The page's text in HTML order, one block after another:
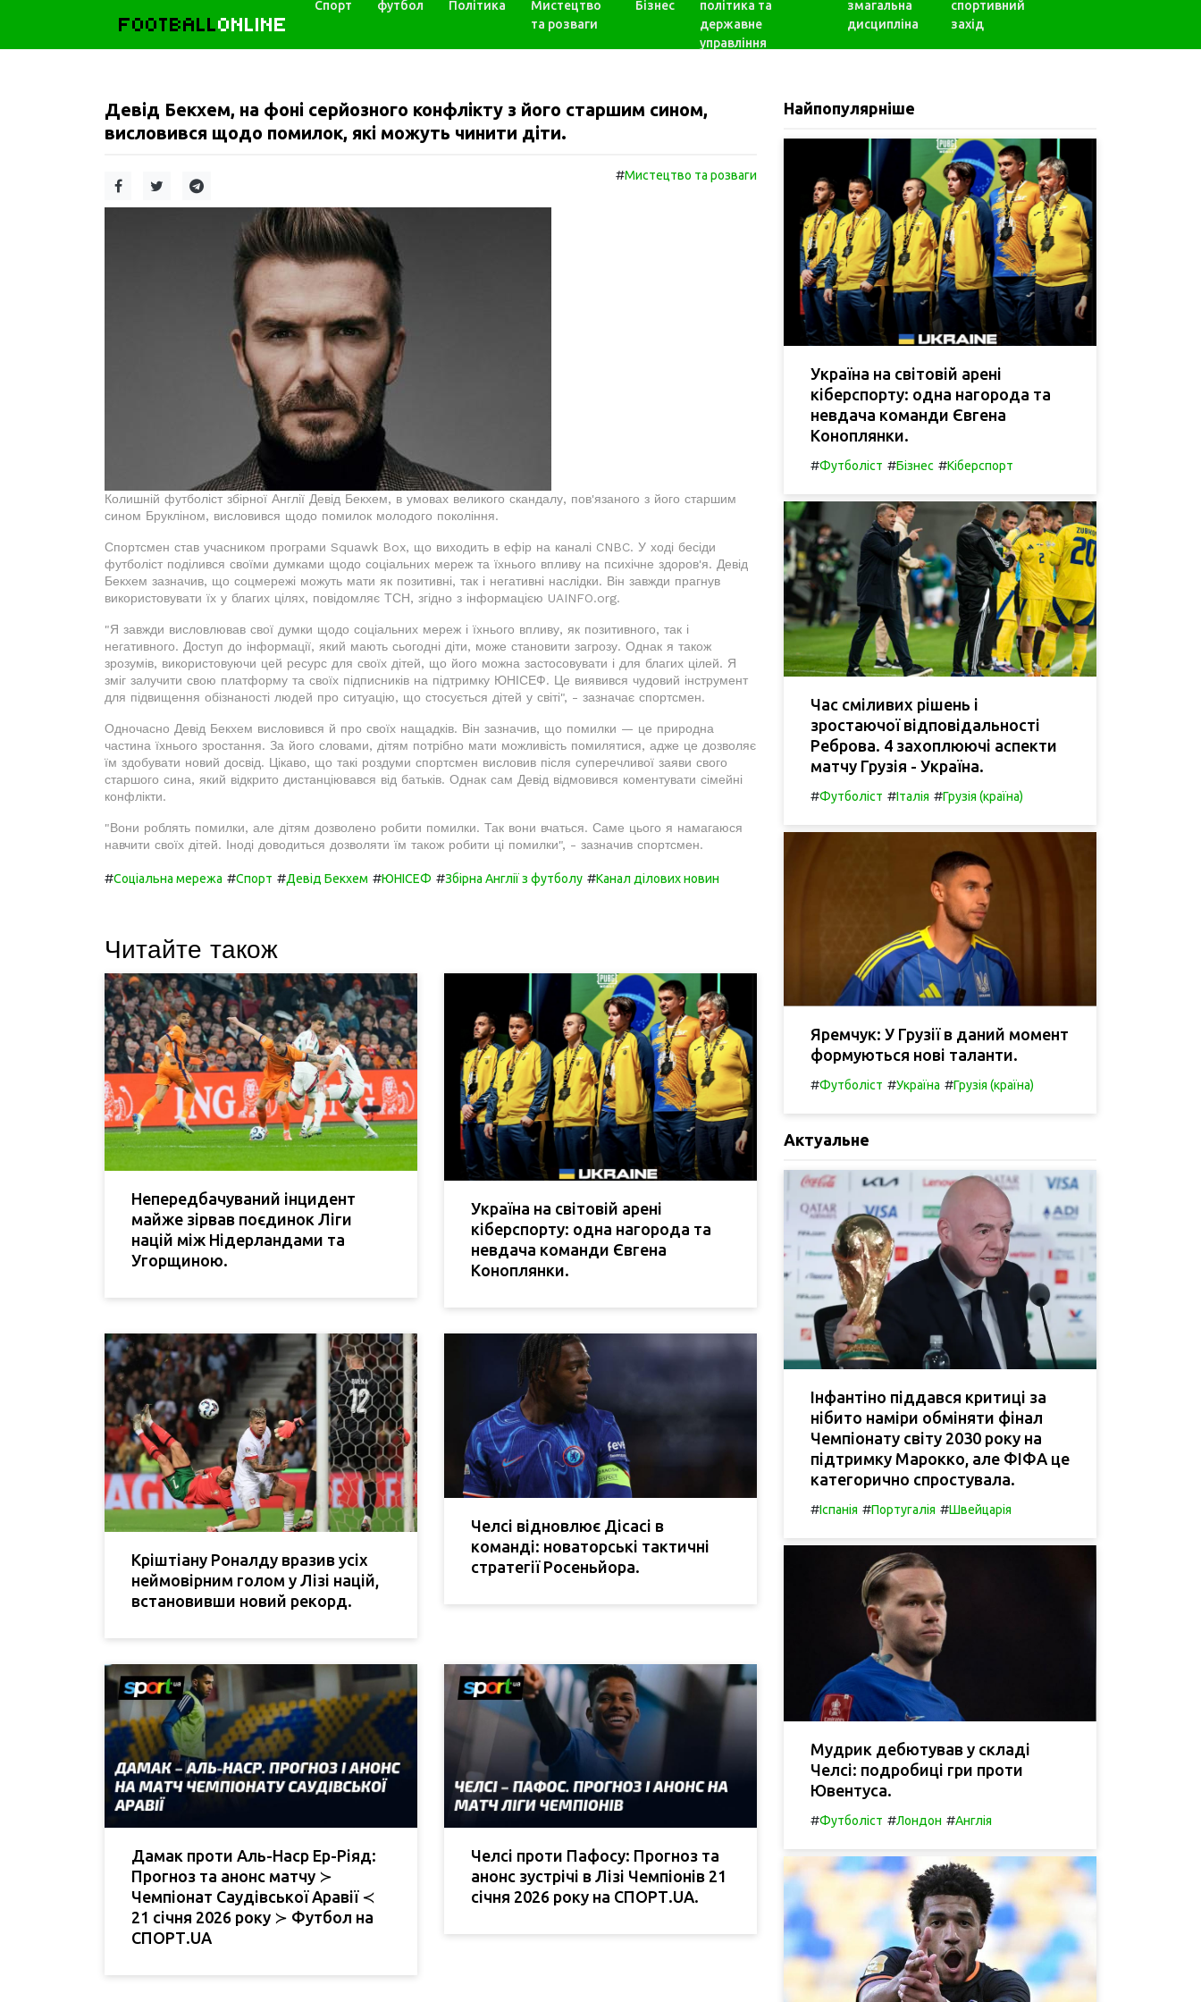
FOOTBALLONLINE
Спорт футбол Політика
Мистецтво
та розваги
Бізнес
політика та
державне
управління
змагальна
дисципліна
спортивний
захід
Девід Бекхем, на фоні серйозного конфлікту з його старшим сином,
висловився щодо помилок, які можуть чинити діти.
#Мистецтво та розваги
Колишній футболіст збірної Англії Девід Бекхем, в умовах великого скандалу, пов'язаного з його старшим
сином Брукліном, висловився щодо помилок молодого покоління.
Спортсмен став учасником програми Squawk Box, що виходить в ефір на каналі CNBC. У ході бесіди
футболіст поділився своїми думками щодо соціальних мереж та їхнього впливу на психічне здоров'я. Девід
Бекхем зазначив, що соцмережі можуть мати як позитивні, так і негативні наслідки. Він завжди прагнув
використовувати їх у благих цілях, повідомляє ТСН, згідно з інформацією UAINFO.org.
"Я завжди висловлював свої думки щодо соціальних мереж і їхнього впливу, як позитивного, так і
негативного. Доступ до інформації, який мають сьогодні діти, може становити загрозу. Однак я також
зрозумів, використовуючи цей ресурс для своїх дітей, що його можна застосовувати і для благих цілей. Я
зміг залучити свою платформу та своїх підписників на підтримку ЮНІСЕФ. Це виявився чудовий інструмент
для підвищення обізнаності людей про ситуацію, що стосується дітей у світі", - зазначає спортсмен.
Одночасно Девід Бекхем висловився й про своїх нащадків. Він зазначив, що помилки — це природна
частина їхнього зростання. За його словами, дітям потрібно мати можливість помилятися, адже це дозволяє
їм здобувати новий досвід. Цікаво, що такі роздуми спортсмен висловив після суперечливої заяви свого
старшого сина, який відкрито дистанціювався від батьків. Однак сам Девід відмовився коментувати сімейні
конфлікти.
"Вони роблять помилки, але дітям дозволено робити помилки. Так вони вчаться. Саме цього я намагаюся
навчити своїх дітей. Іноді доводиться дозволяти їм також робити ці помилки", - зазначив спортсмен.
#Соціальна мережа #Спорт #Девід Бекхем #ЮНІСЕФ #Збірна Англії з футболу #Канал ділових новин
Читайте також
Непередбачуваний інцидент
майже зірвав поєдинок Ліги
націй між Нідерландами та
Угорщиною.
Україна на світовій арені
кіберспорту: одна нагорода та
невдача команди Євгена
Коноплянки.
Кріштіану Роналду вразив усіх
неймовірним голом у Лізі націй,
встановивши новий рекорд.
Челсі відновлює Дісасі в
команді: новаторські тактичні
стратегії Росеньйора.
Дамак проти Аль-Наср Ер-Ріяд:
Прогноз та анонс матчу ≻
Чемпіонат Саудівської Аравії ≺
21 січня 2026 року ≻ Футбол на
СПОРТ.UA
Челсі проти Пафосу: Прогноз та
анонс зустрічі в Лізі Чемпіонів 21
січня 2026 року на СПОРТ.UA.
Найпопулярніше
Україна на світовій арені
кіберспорту: одна нагорода та
невдача команди Євгена
Коноплянки.
#Футболіст #Бізнес #Кіберспорт
Час сміливих рішень і
зростаючої відповідальності
Реброва. 4 захоплюючі аспекти
матчу Грузія - Україна.
#Футболіст #Італія #Грузія (країна)
Яремчук: У Грузії в даний момент
формуються нові таланти.
#Футболіст #Україна #Грузія (країна)
Актуальне
Інфантіно піддався критиці за
нібито наміри обміняти фінал
Чемпіонату світу 2030 року на
підтримку Марокко, але ФІФА це
категорично спростувала.
#Іспанія #Португалія #Швейцарія
Мудрик дебютував у складі
Челсі: подробиці гри проти
Ювентуса.
#Футболіст #Лондон #Англія